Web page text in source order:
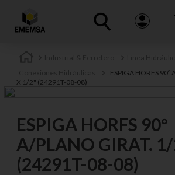
ESPIGA HORFS
X 1/2" (24291T-08-08)
ESPIGA HORFS 90º
A/PLANO GIRAT.
(24291T-08-08)